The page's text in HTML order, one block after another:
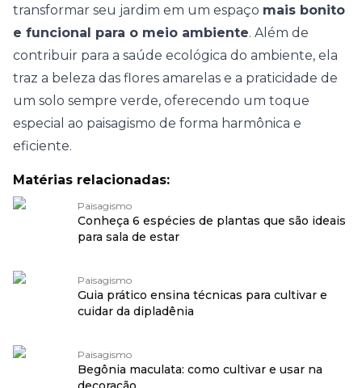
transformar seu jardim em um espaço mais bonito
e funcional para o meio ambiente. Além de
contribuir para a saúde ecológica do ambiente, ela
traz a beleza das flores amarelas e a praticidade de
um solo sempre verde, oferecendo um toque
especial ao paisagismo de forma harmônica e
eficiente.
Matérias relacionadas:
Paisagismo
Conheça 6 espécies de plantas que são ideais
para sala de estar
Paisagismo
Guia prático ensina técnicas para cultivar e
cuidar da dipladênia
Paisagismo
Begônia maculata: como cultivar e usar na